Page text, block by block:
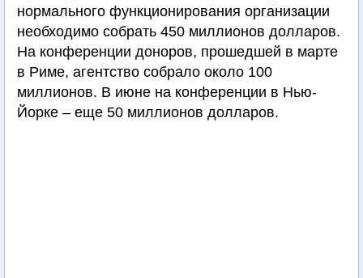
нормального функционирования организации
необходимо собрать 450 миллионов долларов.
На конференции доноров, прошедшей в марте
в Риме, агентство собрало около 100
миллионов. В июне на конференции в Нью-
Йорке – еще 50 миллионов долларов.